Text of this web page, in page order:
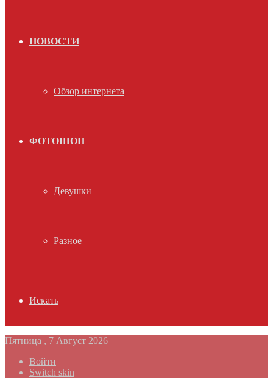
НОВОСТИ
Обзор интернета
ФОТОШОП
Девушки
Разное
Искать
Пятница , 7 Август 2026
Войти
Switch skin